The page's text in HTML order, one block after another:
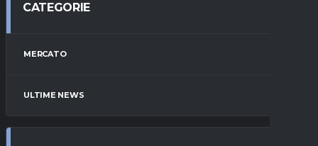
CATEGORIE
MERCATO
ULTIME NEWS